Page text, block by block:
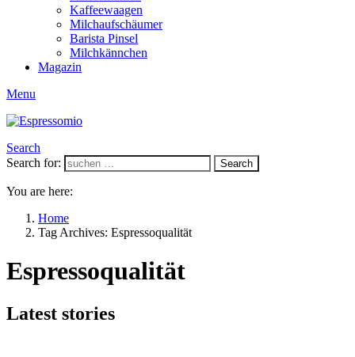
Kaffeewaagen
Milchaufschäumer
Barista Pinsel
Milchkännchen
Magazin
Menu
Search
Search for:
Search
You are here:
Home
Tag Archives: Espressoqualität
Espressoqualität
Latest stories